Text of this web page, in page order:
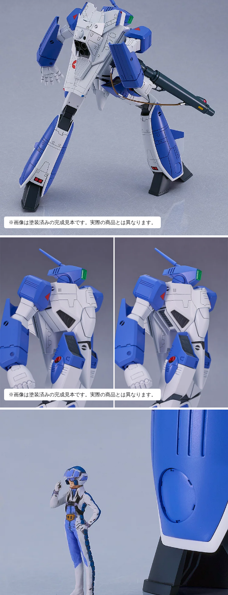
※画像は塗装済みの完成見本です。実際の商品とは異なります。
※画像は塗装済みの完成見本です。実際の商品とは異なります。